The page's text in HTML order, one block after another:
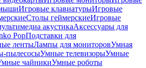
Игровые клавиатурыИгровые
Столы геймерскиеИгровые
акустикаАксессуары для
PopПодставки для
лентыЛампы для мониторовУмная
пылесосыУмные телевизорыУмные
чайникиУмные роботы